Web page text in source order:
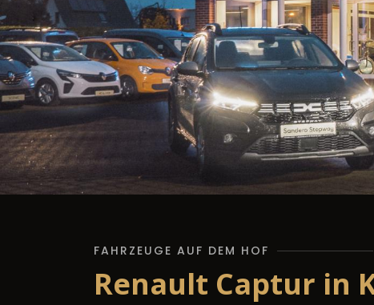
FAHRZEUGE AUF DEM HOF
Renault Captur in